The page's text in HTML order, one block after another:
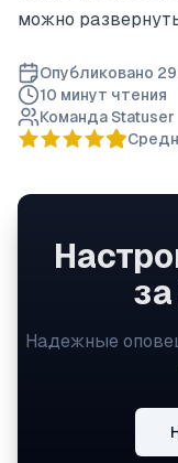
можно
Опубликовано
10 минут чтения
Команда Statuser
Надежные